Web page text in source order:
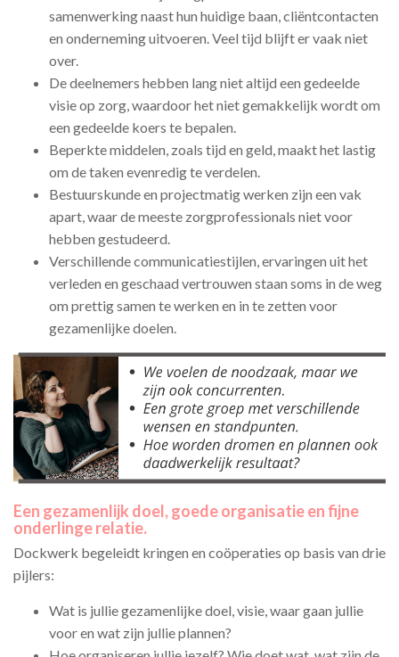
samenwerking naast hun huidige baan, cliëntcontacten
en onderneming uitvoeren. Veel tijd blijft er vaak niet
over.
De deelnemers hebben lang niet altijd een gedeelde
visie op zorg, waardoor het niet gemakkelijk wordt om
een gedeelde koers te bepalen.
Beperkte middelen, zoals tijd en geld, maakt het lastig
om de taken evenredig te verdelen.
Bestuurskunde en projectmatig werken zijn een vak
apart, waar de meeste zorgprofessionals niet voor
hebben gestudeerd.
Verschillende communicatiestijlen, ervaringen uit het
verleden en geschaad vertrouwen staan soms in de weg
om prettig samen te werken en in te zetten voor
gezamenlijke doelen.
Een gezamenlijk doel, goede organisatie en fijne
onderlinge relatie.
Dockwerk begeleidt kringen en coöperaties op basis van drie
pijlers:
Wat is jullie gezamenlijke doel, visie, waar gaan jullie
voor en wat zijn jullie plannen?